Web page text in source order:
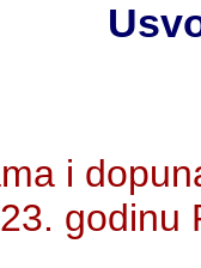
i
godinu